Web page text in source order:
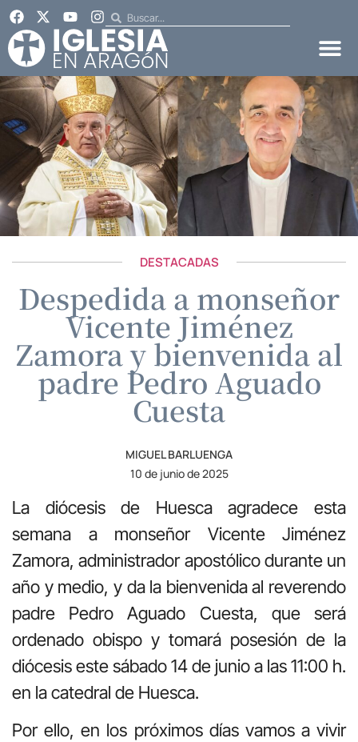
DESTACADAS
Despedida a monseñor
Vicente Jiménez
Zamora y bienvenida al
padre Pedro Aguado
Cuesta
MIGUEL BARLUENGA
10 de junio de 2025
La diócesis de Huesca agradece esta
semana a monseñor Vicente Jiménez
Zamora, administrador apostólico durante un
año y medio, y da la bienvenida al reverendo
padre Pedro Aguado Cuesta, que será
ordenado obispo y tomará posesión de la
diócesis este sábado 14 de junio a las 11:00 h.
en la catedral de Huesca.
Por ello, en los próximos días vamos a vivir